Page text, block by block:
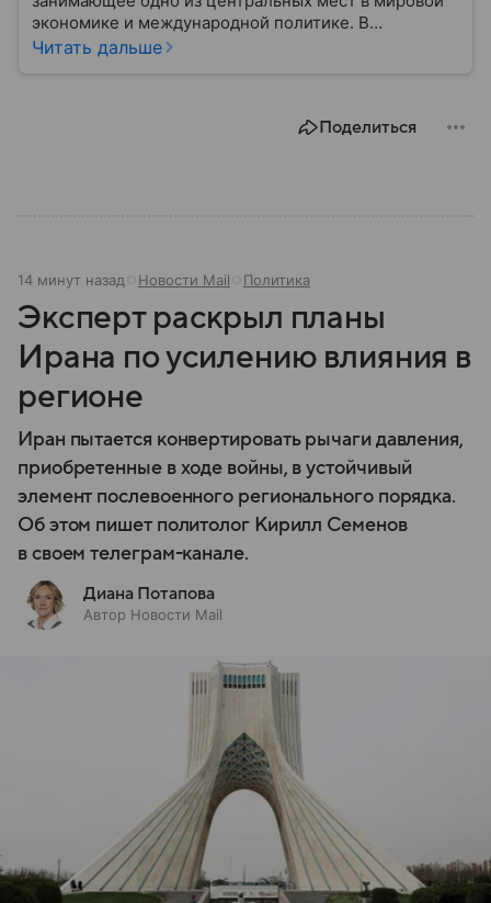
экономике и международной политике. В
материале — основные сведения об этой стране.
Читать дальше
Поделиться
14 минут назад Новости Mail Политика
Эксперт раскрыл планы
Ирана по усилению влияния в
регионе
Иран пытается конвертировать рычаги давления,
приобретенные в ходе войны, в устойчивый
элемент послевоенного регионального порядка.
Об этом пишет политолог Кирилл Семенов
в своем телеграм-канале.
Диана Потапова
Автор Новости Mail